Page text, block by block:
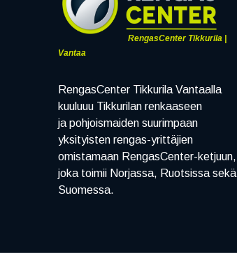
RengasCenter Tikkurila |
Vantaa
RengasCenter Tikkurila Vantaalla
kuuluuu Tikkurilan renkaaseen
ja pohjoismaiden suurimpaan
yksityisten rengas-yrittäjien
omistamaan RengasCenter-ketjuun,
joka toimii Norjassa, Ruotsissa sekä
Suomessa.